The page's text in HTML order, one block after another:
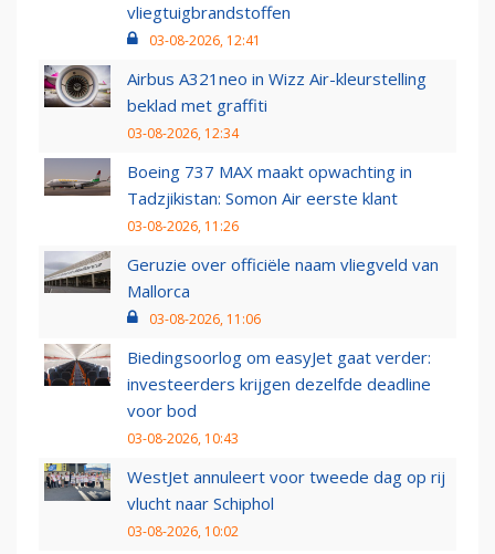
vliegtuigbrandstoffen
03-08-2026, 12:41
Airbus A321neo in Wizz Air-kleurstelling
beklad met graffiti
03-08-2026, 12:34
Boeing 737 MAX maakt opwachting in
Tadzjikistan: Somon Air eerste klant
03-08-2026, 11:26
Geruzie over officiële naam vliegveld van
Mallorca
03-08-2026, 11:06
Biedingsoorlog om easyJet gaat verder:
investeerders krijgen dezelfde deadline
voor bod
03-08-2026, 10:43
WestJet annuleert voor tweede dag op rij
vlucht naar Schiphol
03-08-2026, 10:02